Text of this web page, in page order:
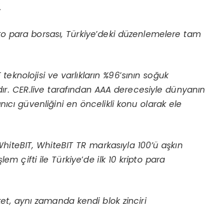
para borsası, Türkiye’deki düzenlemelere tam
ve varlıkların %96’sının soğuk
CER.live tarafından AAA derecesiyle dünyanın
güvenliğini en öncelikli konu olarak ele
WhiteBIT TR markasıyla 100’ü aşkın
çifti ile Türkiye’de ilk 10 kripto para
aynı zamanda kendi blok zinciri